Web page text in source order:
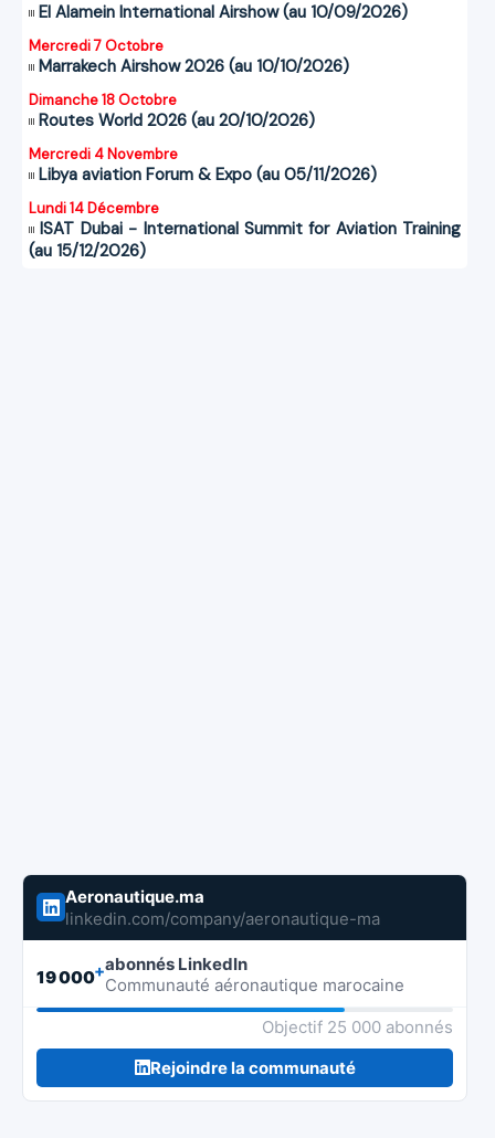
El Alamein International Airshow (au 10/09/2026)
Mercredi 7 Octobre
Marrakech Airshow 2026 (au 10/10/2026)
Dimanche 18 Octobre
Routes World 2026 (au 20/10/2026)
Mercredi 4 Novembre
Libya aviation Forum & Expo (au 05/11/2026)
Lundi 14 Décembre
ISAT Dubai - International Summit for Aviation Training
(au 15/12/2026)
Aeronautique.ma
linkedin.com/company/aeronautique-ma
19 000+abonnés LinkedIn
Communauté aéronautique marocaine
Objectif 25 000 abonnés
Rejoindre la communauté